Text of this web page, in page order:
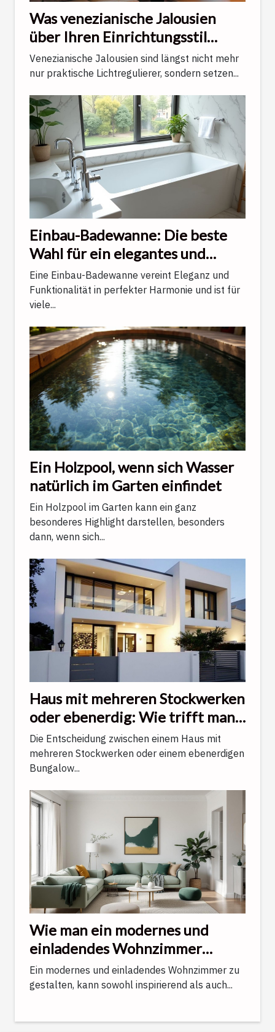
Was venezianische Jalousien
über Ihren Einrichtungsstil
verraten
Venezianische Jalousien sind längst nicht mehr
nur praktische Lichtregulierer, sondern setzen...
Einbau-Badewanne: Die beste
Wahl für ein elegantes und
funktionales Badezimmer
Eine Einbau-Badewanne vereint Eleganz und
Funktionalität in perfekter Harmonie und ist für
viele...
Ein Holzpool, wenn sich Wasser
natürlich im Garten einfindet
Ein Holzpool im Garten kann ein ganz
besonderes Highlight darstellen, besonders
dann, wenn sich...
Haus mit mehreren Stockwerken
oder ebenerdig: Wie trifft man
die richtige Wahl?
Die Entscheidung zwischen einem Haus mit
mehreren Stockwerken oder einem ebenerdigen
Bungalow...
Wie man ein modernes und
einladendes Wohnzimmer
gestaltet
Ein modernes und einladendes Wohnzimmer zu
gestalten, kann sowohl inspirierend als auch...